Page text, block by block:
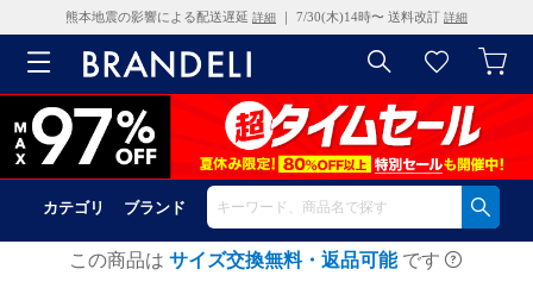
熊本地震の影響による配送遅延 詳細 ｜ 7/30(木)14時〜 送料改訂 詳細
カテゴリ ブランド
この商品は サイズ交換無料・返品可能 です